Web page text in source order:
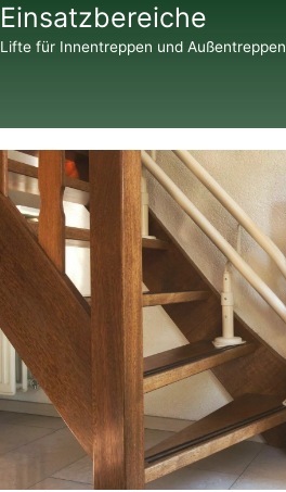
Einsatzbereiche
Lifte für Innentreppen und Außentreppen